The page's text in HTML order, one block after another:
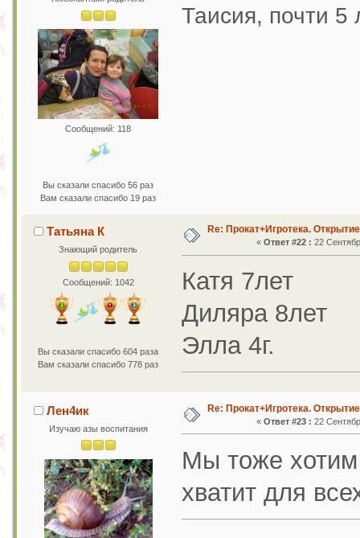
Сообщений: 118
Вы сказали спасибо 56 раз
Вам сказали спасибо 19 раз
Таисия, почти 5
Татьяна К
Знающий родитель
Сообщений: 1042
Вы сказали спасибо 604 раза
Вам сказали спасибо 778 раз
Re: Прокат+Игротека.
«Ответ #22 : 22
Катя 7лет
Диляра 8лет
Элла 4г.
Лен4ик
Изучаю азы воспитания
Re: Прокат+Игротека.
«Ответ #23 : 22
Мы тоже хотим
хватит для